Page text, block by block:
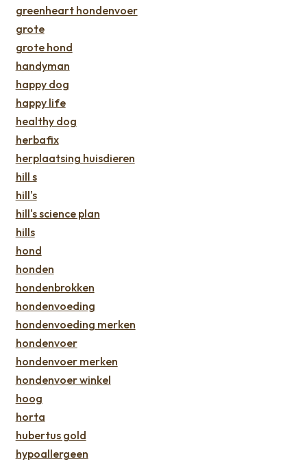
greenheart hondenvoer
grote
grote hond
handyman
happy dog
happy life
healthy dog
herbafix
herplaatsing huisdieren
hill s
hill's
hill's science plan
hills
hond
honden
hondenbrokken
hondenvoeding
hondenvoeding merken
hondenvoer
hondenvoer merken
hondenvoer winkel
hoog
horta
hubertus gold
hypoallergeen